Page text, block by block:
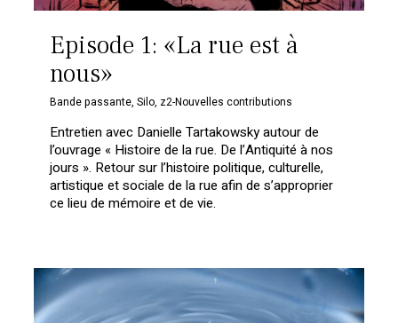
Episode 1: «La rue est à
nous»
Bande passante,Silo, z2-Nouvelles contributions
Entretien avec Danielle Tartakowsky autour de
l’ouvrage « Histoire de la rue. De l’Antiquité à nos
jours ». Retour sur l’histoire politique, culturelle,
artistique et sociale de la rue afin de s’approprier
ce lieu de mémoire et de vie.